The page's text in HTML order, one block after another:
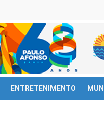
ENTRETENIMENTO